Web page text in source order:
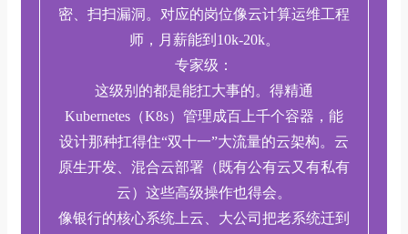
密、扫扫漏洞。对应的岗位像云计算运维工程
师，月薪能到10k-20k。
专家级：
这级别的都是能扛大事的。得精通
Kubernetes（K8s）管理成百上千个容器，能
设计那种扛得住“双十一”大流量的云架构。云
原生开发、混合云部署（既有公有云又有私有
云）这些高级操作也得会。
像银行的核心系统上云、大公司把老系统迁到